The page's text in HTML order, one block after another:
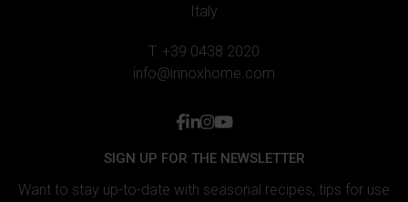
Italy
T. +39 0438 2020
info@irinoxhome.com
facebook
linkedin
instagram
youtube
SIGN UP FOR THE NEWSLETTER
Want to stay up-to-date with seasonal recipes, tips for use